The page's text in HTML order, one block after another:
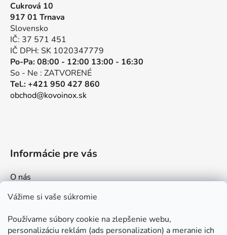
Vážime si vaše súkromie
Používame súbory cookie na zlepšenie webu,
personalizáciu reklám (ads personalization) a meranie ich
Cukrová 10
917 01 Trnava
Slovensko
IČ: 37 571 451
IČ DPH: SK 1020347779
Po-Pa: 08:00 - 12:00 13:00 - 16:30
So - Ne : ZATVORENÉ
Tel.: +421 950 427 860
obchod@kovoinox.sk
Informácie pre vás
O nás
Kontakt
Ako nakupovať